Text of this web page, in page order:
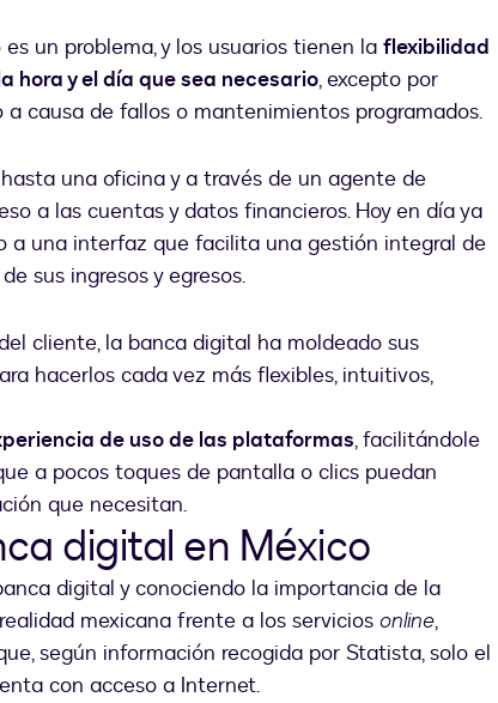
un problema, y los usuarios tienen la flexibilidad
hora y el día que sea necesario, excepto por
causa de fallos o mantenimientos programados.
una oficina y a través de un agente de
a las cuentas y datos financieros. Hoy en día ya
a una interfaz que facilita una gestión integral de
sus ingresos y egresos.
cliente, la banca digital ha moldeado sus
hacerlos cada vez más flexibles, intuitivos,
de uso de las plataformas, facilitándole
a pocos toques de pantalla o clics puedan
que necesitan.
digital en México
digital y conociendo la importancia de la
mexicana frente a los servicios online,
según información recogida por Statista, solo el
em uma nova guia
con acceso a Internet.